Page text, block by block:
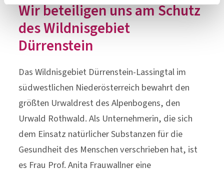
Wir beteiligen uns am Schutz
des Wildnisgebiet
Dürrenstein
Das Wildnisgebiet Dürrenstein-Lassingtal im
südwestlichen Niederösterreich bewahrt den
größten Urwaldrest des Alpenbogens, den
Urwald Rothwald. Als Unternehmerin, die sich
dem Einsatz natürlicher Substanzen für die
Gesundheit des Menschen verschrieben hat, ist
es Frau Prof. Anita Frauwallner eine